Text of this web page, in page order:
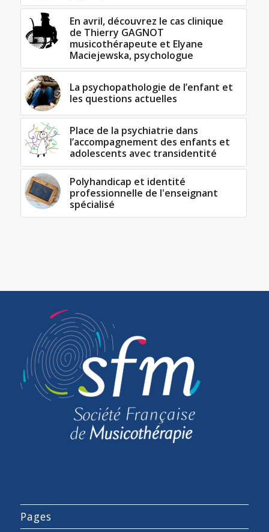
En avril, découvrez le cas clinique
de Thierry GAGNOT
musicothérapeute et Elyane
Maciejewska, psychologue
La psychopathologie de l’enfant et
les questions actuelles
Place de la psychiatrie dans
l’accompagnement des enfants et
adolescents avec transidentité
Polyhandicap et identité
professionnelle de l'enseignant
spécialisé
Pages